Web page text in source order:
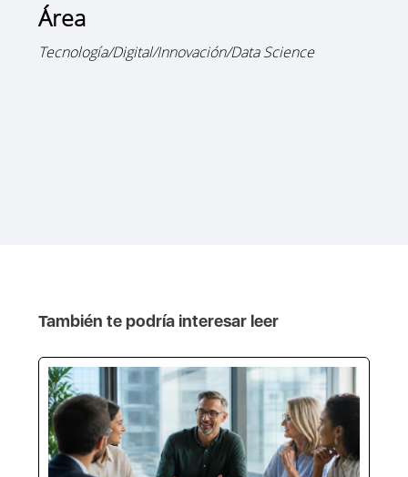
Área
Tecnología/Digital/Innovación/Data Science
También te podría interesar leer